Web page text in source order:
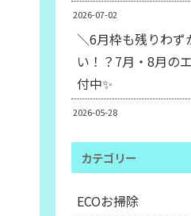
2026-07-02
＼6月枠も残りわ
い！？7月・8月の
付中✨
2026-05-28
カテゴリー
ECOお掃除